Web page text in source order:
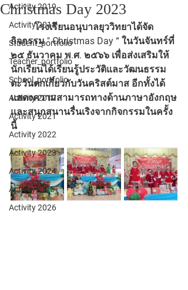
Activity 2019
Activity 2018
Student_portfolio
Teacher_portfolio
School_portfolio
Activity 2017
Activity 2021
Activity 2022
Activity 2023
Activity 2024
Activity2025
Activity 2026
Christmas Day 2023
	โรงเรียนอนุบาลยุววิทยาได้จัด
กิจกรรม " Christmas Day “ ในวันจันทร์ที่
๒๕ ธันวาคม พ.ศ. ๒๕๖๖ เพื่อส่งเสริมให้
นักเรียนได้เรียนรู้ประวัติและวัฒนธรรม
ตะวันตกเกี่ยวกับวันคริสต์มาส อีกทั้งได้
แสดงความสามารถทางด้านภาษาอังกฤษ
และสนุกสนานรื่นเริงจากกิจกรรมในครั้ง
นี้